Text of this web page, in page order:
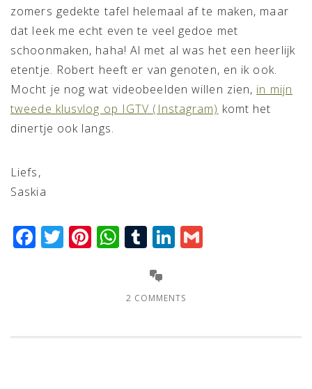
zomers gedekte tafel helemaal af te maken, maar
dat leek me echt even te veel gedoe met
schoonmaken, haha! Al met al was het een heerlijk
etentje. Robert heeft er van genoten, en ik ook.
Mocht je nog wat videobeelden willen zien, in mijn
tweede klusvlog op IGTV (Instagram) komt het
dinertje ook langs.
Liefs,
Saskia
Facebook
Twitter
Pinterest
WhatsApp
TumblrLinkedIn
2 COMMENTS